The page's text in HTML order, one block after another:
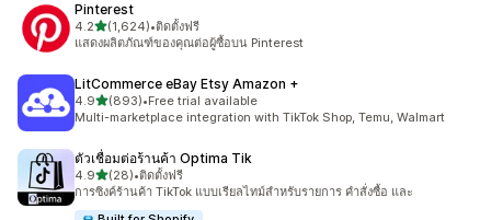
Pinterest
4.2เต็ม 5 ดาว
(1,624)
ทั้งหมด 1624 รีวิว
•ติดตั้งฟรี
แสดงผลิตภัณฑ์ของคุณต่อผู้ซื้อบน Pinterest
LitCommerce eBay Etsy Amazon +
4.9เต็ม 5 ดาว
(893)
ทั้งหมด 893 รีวิว
•Free trial available
Multi-marketplace integration with TikTok Shop, Temu, Walmart
ตัวเชื่อมต่อร้านค้า Optima Tik
4.9เต็ม 5 ดาว
(28)
ทั้งหมด 28 รีวิว
•ติดตั้งฟรี
การซิงค์ร้านค้า TikTok แบบเรียลไทม์สำหรับรายการ คำสั่งซื้อ และ